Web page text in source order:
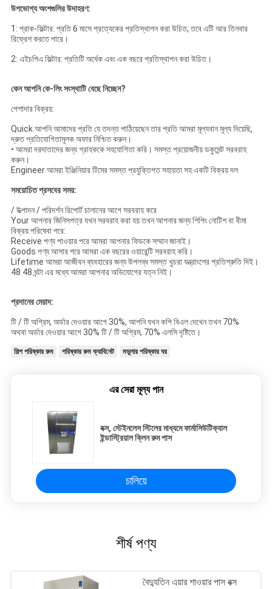
উপভোগ্য অংশগুলির উদাহরণ:
1: প্রাক-ফিল্টার: প্রতি 6 মাসে প্রত্যেকের প্রতিস্থাপন করা উচিত, তবে এটি আর তিনবার
রিফ্রেশ করতে পারে।
2: এইচপিএ ফিল্টার: প্রতিটি অর্ধেক এবং এক বছরে প্রতিস্থাপন করা উচিত।
কেন আপনি কে-লিং সংস্থাটি বেছে নিচ্ছেন?
পেশাদার বিক্রয়:
Quick আপনি আমাদের প্রতি যে তদন্ত পাঠিয়েছেন তার প্রতি আমরা মূল্যবান মূল্য দিয়েছি,
দ্রুত প্রতিযোগিতামূলক অফার নিশ্চিত করুন।
• আমরা দরদাতাদের জন্য গ্রাহককে সহযোগিতা করি। সমস্ত প্রয়োজনীয় ডকুমেন্ট সরবরাহ
করুন।
Engineer আমরা ইঞ্জিনিয়ার টিমের সমস্ত প্রযুক্তিগত সহায়তা সহ একটি বিক্রয় দল
সময়োচিত প্রসবের সময়:
/ উত্পাদন / পরিদর্শন রিপোর্ট চালানের আগে সরবরাহ করে
Your আপনার জিনিসপত্র যখন সরবরাহ করা হয় তখন আপনার জন্য শিপিং নোটিশ বা বীমা
বিক্রয় পরিষেবা পরে:
Receive পণ্য পাওয়ার পরে আমরা আপনার ফিডকে সম্মান জানাই।
Goods পণ্য আসার পরে আমরা এক বছরের ওয়ারেন্টি সরবরাহ করি।
Lifetime আমরা আজীবন ব্যবহারের জন্য উপলব্ধ সমস্ত খুচরা যন্ত্রাংশের প্রতিশ্রুতি দিই।
48 48 ঘন্টা এর মধ্যে আমরা আপনার অভিযোগের যত্ন নিই।
প্রদানের মেয়াদ:
টি / টি অগ্রিম, অর্ডার দেওয়ার আগে 30%, আপনি যখন কপি বিএল দেখেন তখন 70%
অথবা অর্ডার দেওয়ার আগে 30% টি / টি অগ্রিম, 70% এলসি দৃষ্টিতে।
শিল্প পরিষ্কার রুম পরিষ্কার রুম ক্যাবিনেট মডুলার পরিষ্কার ঘর
এর সেরা মূল্য পান
বক্স, স্টেইনলেস স্টিলের মাধ্যমে ফার্মাসিউটিক্যাল
ইন্ডাস্ট্রিয়াল ক্লিন রুম পাস
চালিয়ে
শীর্ষ পণ্য
বৈদ্যুতিন এয়ার শাওয়ার পাস বক্স